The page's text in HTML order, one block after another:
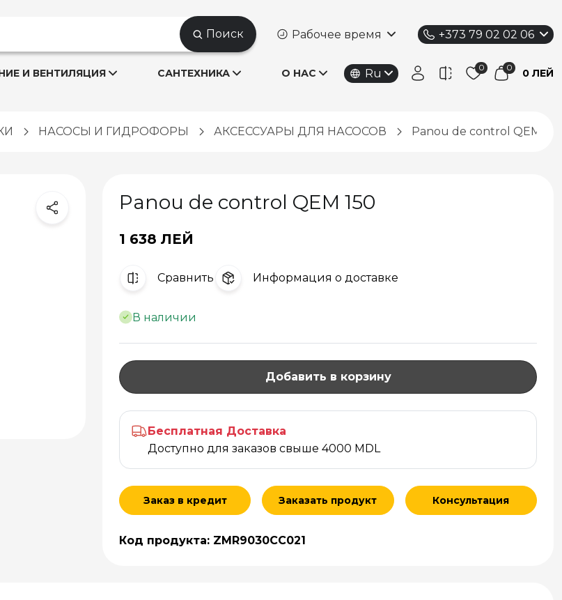
Поиск Рабочее время +373 79 02 02 06
И ВЕНТИЛЯЦИЯ САНТЕХНИКА О НАС Ru 0 ЛЕЙ
НАСОСЫ И ГИДРОФОРЫ АКСЕССУАРЫ ДЛЯ НАСОСОВ Panou de control QEM 150
Panou de control QEM 150
1 638 ЛЕЙ
Cравнить Информация о доставке
В наличии
Добавить в корзину
Бесплатная Доставка
Доступно для заказов свыше 4000 MDL
Заказ в кредит Заказать продукт Консультация
Код продукта: ZMR9030CC021